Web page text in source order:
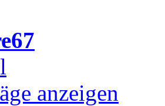
anzeigen